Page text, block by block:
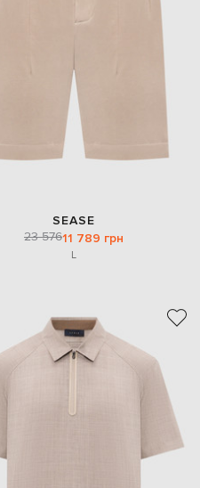
SEASE
23 57611 789 грн
L